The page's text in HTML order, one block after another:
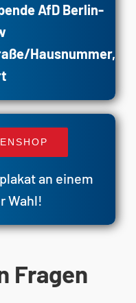
AfD Berlin-
Hausnummer,
an einem
Wahl!
Fragen